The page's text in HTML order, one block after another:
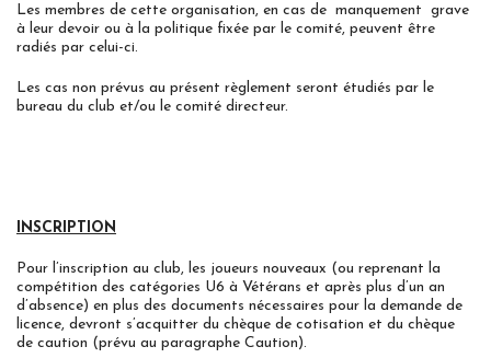
Les membres de cette organisation, en cas de manquement grave
à leur devoir ou à la politique fixée par le comité, peuvent être
radiés par celui-ci.
Les cas non prévus au présent règlement seront étudiés par le
bureau du club et/ou le comité directeur.
INSCRIPTION
Pour l’inscription au club, les joueurs nouveaux (ou reprenant la
compétition des catégories U6 à Vétérans et après plus d’un an
d’absence) en plus des documents nécessaires pour la demande de
licence, devront s’acquitter du chèque de cotisation et du chèque
de caution (prévu au paragraphe Caution).